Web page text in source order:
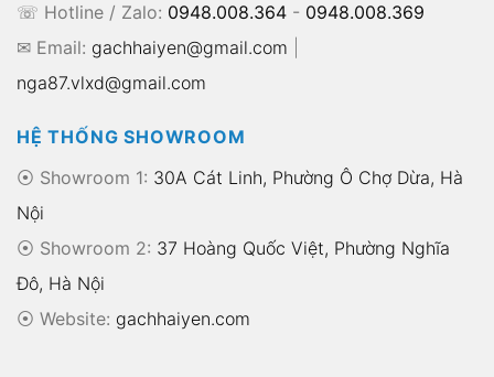
☏ Hotline / Zalo: 0948.008.364 - 0948.008.369
✉ Email: gachhaiyen@gmail.com
nga87.vlxd@gmail.com
HỆ THỐNG SHOWROOM
⦿ Showroom 1: 30A Cát Linh, Phường Ô Chợ Dừa, Hà
Nội
⦿ Showroom 2: 37 Hoàng Quốc Việt, Phường Nghĩa
Đô, Hà Nội
⦿ Website: gachhaiyen.com